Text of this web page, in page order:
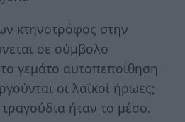
κτηνοτρόφος στην
σε σύμβολο
γεμάτο αυτοπεποίθηση
οι λαϊκοί ήρωες;
ήταν το μέσο.